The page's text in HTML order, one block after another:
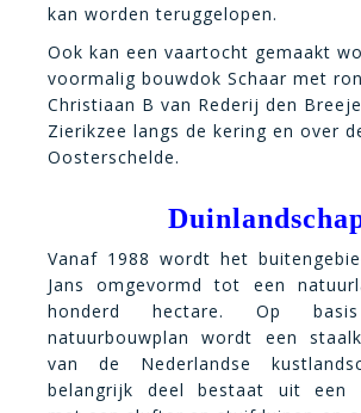
kan worden teruggelopen.
Ook kan een vaartocht gemaakt
voormalig bouwdok Schaar met
Christiaan B van Rederij den
Zierikzee langs de kering en over
Oosterschelde.
Vanaf 1988 wordt het
Jans omgevormd tot een
honderd hectare. Op
natuurbouwplan wordt een
van de Nederlandse
belangrijk deel bestaat uit een